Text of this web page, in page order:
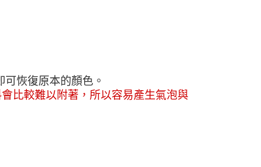
恢復原本的顏色。
比較難以附著， 所以容易產生氣泡與